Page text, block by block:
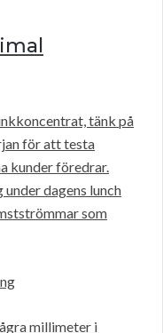
tänk på
för att testa
kunder föredrar.
dagens lunch
som
millimeter i